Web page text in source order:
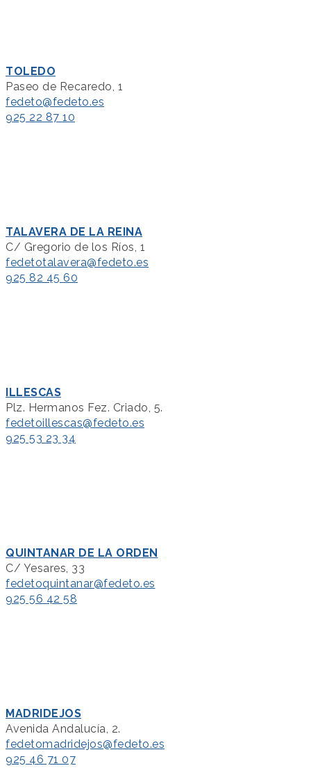
TOLEDO
Paseo de Recaredo, 1
fedeto@fedeto.es
925 22 87 10
TALAVERA DE LA REINA
C/ Gregorio de los Ríos, 1
fedetotalavera@fedeto.es
925 82 45 60
ILLESCAS
Plz. Hermanos Fez. Criado, 5.
fedetoillescas@fedeto.es
925 53 23 34
QUINTANAR DE LA ORDEN
C/ Yesares, 33
fedetoquintanar@fedeto.es
925 56 42 58
MADRIDEJOS
Avenida Andalucía, 2.
fedetomadridejos@fedeto.es
925 46 71 07